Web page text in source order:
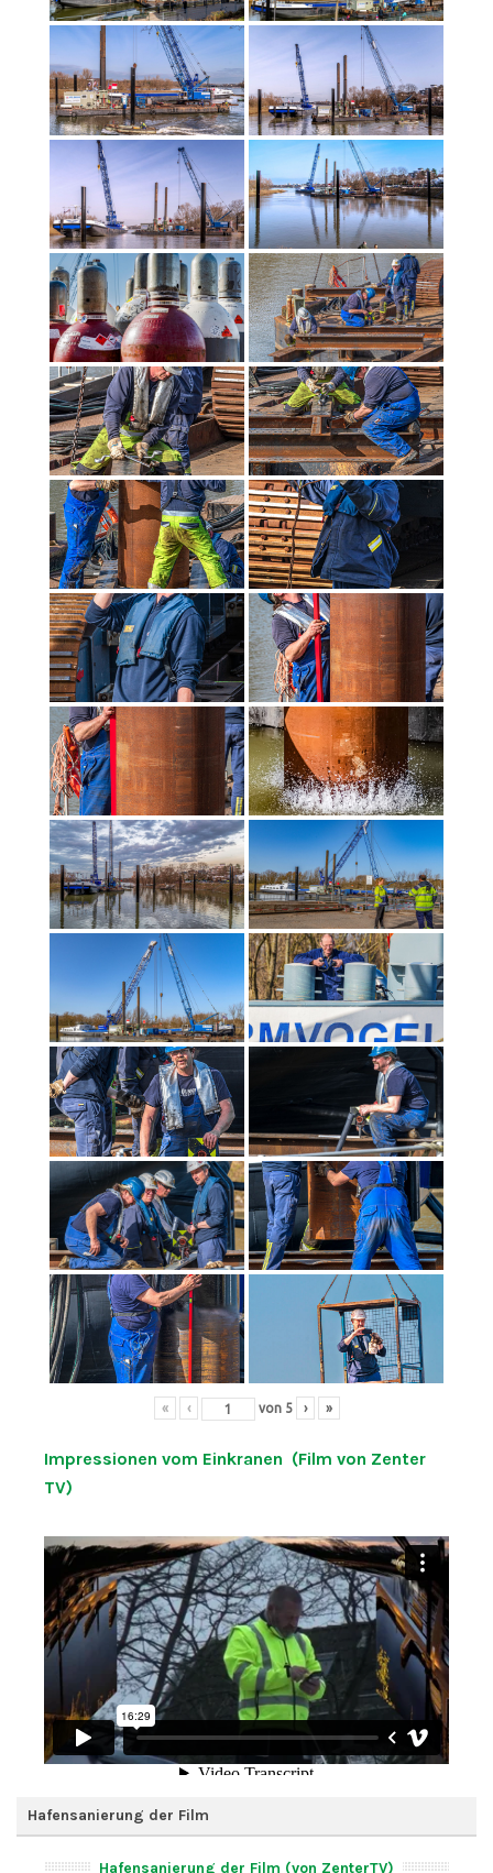
« ‹ von 5 › »
Impressionen vom Einkranen (Film von Zenter
TV)
Hafensanierung der Film
Hafensanierung der Film (von ZenterTV)